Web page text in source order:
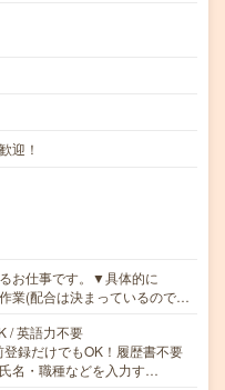
迎！
お仕事です。▼具体的に
業(配合は決まっているので…
/ 英語力不要
録だけでもOK！履歴書不要
名・職種などを入力す…